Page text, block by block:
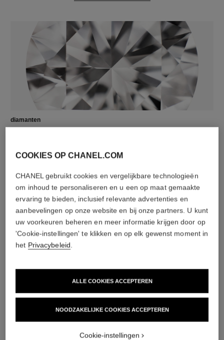
diamanten
variëren**
18K witgoud
COOKIES OP CHANEL.COM
CHANEL gebruikt cookies en vergelijkbare technologieën
om inhoud te personaliseren en u een op maat gemaakte
ervaring te bieden, inclusief relevante advertenties en
aanbevelingen op onze website en bij onze partners. U kunt
uw voorkeuren beheren en meer informatie krijgen door op
'Cookie-instellingen' te klikken en op elk gewenst moment in
het Privacybeleid.
NOODZAKELIJKE COOKIES ACCEPTEREN
ALLE COOKIES ACCEPTEREN
Cookie-instellingen